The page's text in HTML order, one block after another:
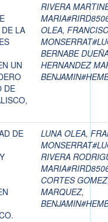
LA
UN
DE
RIVERA
OLEA,
BERNABE
HERNANDEZ
DE
LUNA OLEA,
RIVERA
CORTES
MARQUEZ,